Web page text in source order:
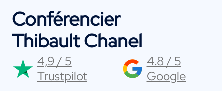
Conférencier
Thibault Chanel
4,9 / 5
Trustpilot
4.8 / 5
Google